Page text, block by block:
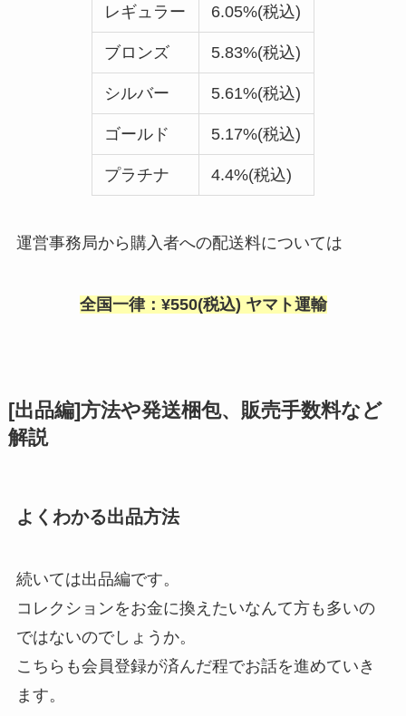
レギュラー 6.05%(税込)
ブロンズ 5.83%(税込)
シルバー 5.61%(税込)
ゴールド 5.17%(税込)
プラチナ 4.4%(税込)
運営事務局から購入者への配送料については
全国一律：¥550(税込) ヤマト運輸
[出品編]方法や発送梱包、販売手数料など
解説
よくわかる出品方法
続いては出品編です。
コレクションをお金に換えたいなんて方も多いの
ではないのでしょうか。
こちらも会員登録が済んだ程でお話を進めていき
ます。